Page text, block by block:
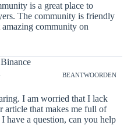
is a great place to
The community is friendly
community on
BEANTWOORDEN
I am worried that I lack
article that makes me full of
have a question, can you help